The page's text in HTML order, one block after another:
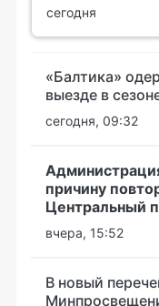
сегодня
«Балтика»
выезде в
сегодня, 09:32
причину
Центральный
вчера, 15:52
В новый